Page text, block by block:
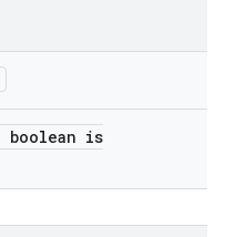
boolean is